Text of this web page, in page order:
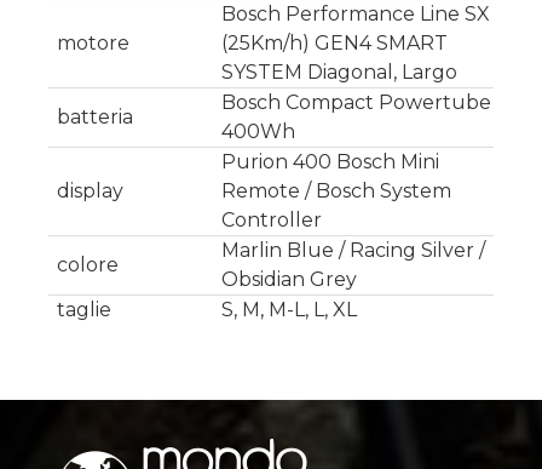
motore
Bosch Performance Line SX
(25Km/h) GEN4 SMART
SYSTEM Diagonal, Largo
batteria
Bosch Compact Powertube
400Wh
display
Purion 400 Bosch Mini
Remote / Bosch System
Controller
colore
Marlin Blue / Racing Silver /
Obsidian Grey
taglie
S, M, M-L, L, XL